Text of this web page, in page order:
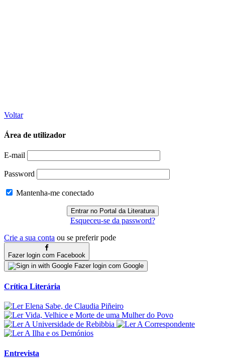
Voltar
Área de utilizador
E-mail
Password
Mantenha-me conectado
Esqueceu-se da password?
Crie a sua conta ou se preferir pode
Fazer login com Facebook
Fazer login com Google
Crítica Literária
Entrevista